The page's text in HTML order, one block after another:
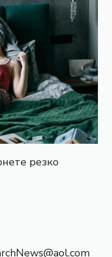
резко